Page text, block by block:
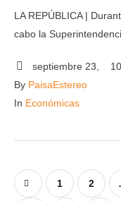
LA REPÚBLICA |
cabo la
septiembre 23
By PaisaEstereo
In Económicas
1 2